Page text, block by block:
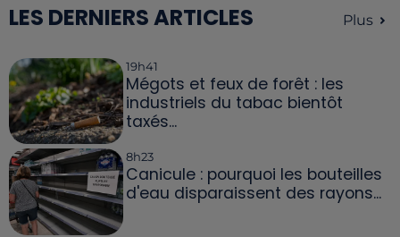
LES DERNIERS ARTICLES Plus
19h41
Mégots et feux de forêt : les
industriels du tabac bientôt
taxés...
8h23
Canicule : pourquoi les bouteilles
d'eau disparaissent des rayons...